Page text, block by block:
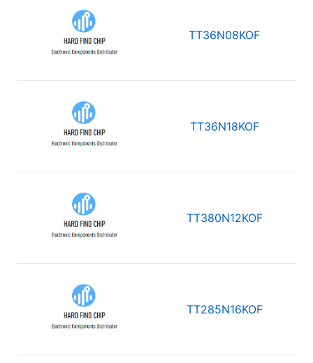
TT36N08KOF
TT36N18KOF
TT380N12KOF
TT285N16KOF